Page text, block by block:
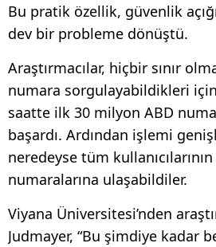
Bu pratik özellik, güvenlik
dev bir probleme dönüştü.
Araştırmacılar, hiçbir sınır
numara sorgulayabildikleri
saatte ilk 30 milyon ABD
başardı. Ardından işlemi
neredeyse tüm
numaralarına ulaşabildiler.
Viyana Üniversitesi’nden
Judmayer, “Bu şimdiye kadar